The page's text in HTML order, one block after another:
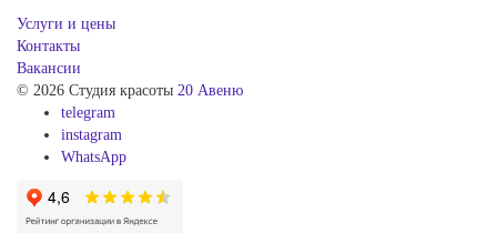
Услуги и цены
Контакты
Вакансии
© 2026 Студия красоты 20 Авеню
telegram
instagram
WhatsApp